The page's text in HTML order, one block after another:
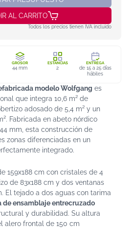
AL CARRITO
Todos los precios tienen IVA incluido
GROSOR
44 mm
ESTANCIAS
2
ENTREGA
de 15 a 25 días
hábiles
modelo Wolfgang es
que integra 10,6 m² de
adosado de 5,4 m² y un
Fabricada en abeto nórdico
mm, esta construcción de
zonas diferenciadas en un
integrado.
159x188 cm con cristales de 4
de 83x188 cm y dos ventanas
El tejado a dos aguas con tarima
de ensamblaje entrecruzado
y durabilidad. Su altura
alero frontal de 150 cm